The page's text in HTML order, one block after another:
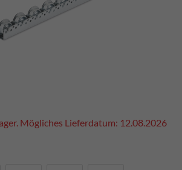
Mögliches Lieferdatum: 12.08.2026